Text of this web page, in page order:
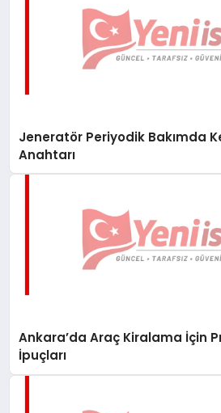
Jeneratör Periyodik Bakımda
Anahtarı
Ankara’da Araç Kiralama İçin
İpuçları